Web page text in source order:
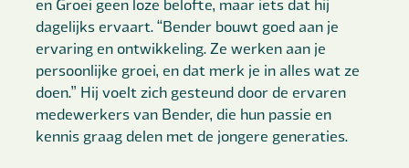
dagelijks ervaart. “Bender bouwt goed aan je
ervaring en ontwikkeling. Ze werken aan je
persoonlijke groei, en dat merk je in alles wat ze
doen.” Hij voelt zich gesteund door de ervaren
medewerkers van Bender, die hun passie en
kennis graag delen met de jongere generaties.